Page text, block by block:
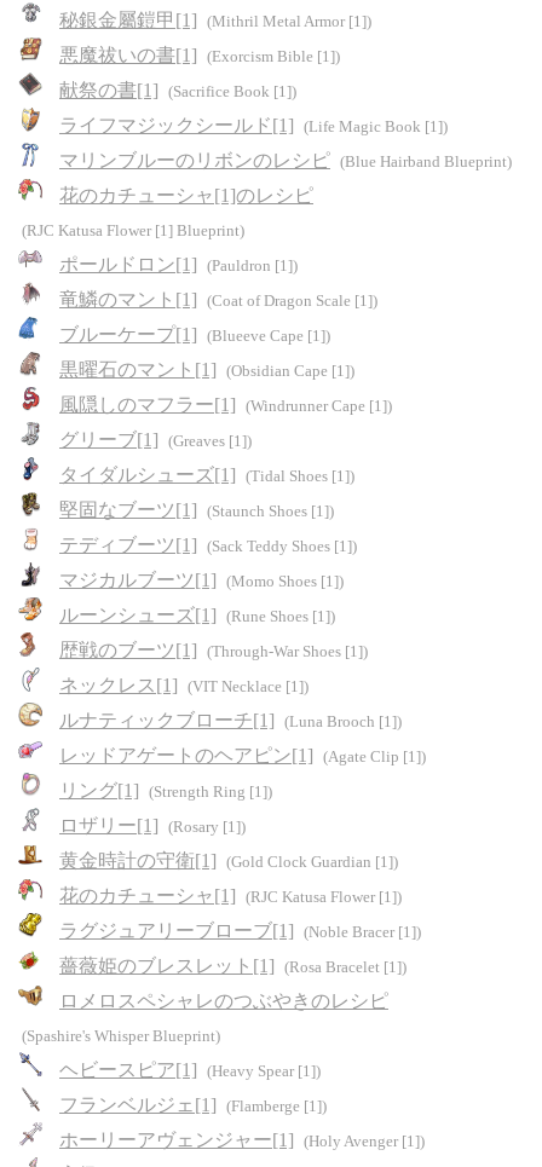
秘銀金屬鎧甲[1] (Mithril Metal Armor [1])
悪魔祓いの書[1] (Exorcism Bible [1])
献祭の書[1] (Sacrifice Book [1])
ライフマジックシールド[1] (Life Magic Book [1])
マリンブルーのリボンのレシピ (Blue Hairband Blueprint)
花のカチューシャ[1]のレシピ
(RJC Katusa Flower [1] Blueprint)
ポールドロン[1] (Pauldron [1])
竜鱗のマント[1] (Coat of Dragon Scale [1])
ブルーケープ[1] (Blueeve Cape [1])
黒曜石のマント[1] (Obsidian Cape [1])
風隠しのマフラー[1] (Windrunner Cape [1])
グリーブ[1] (Greaves [1])
タイダルシューズ[1] (Tidal Shoes [1])
堅固なブーツ[1] (Staunch Shoes [1])
テディブーツ[1] (Sack Teddy Shoes [1])
マジカルブーツ[1] (Momo Shoes [1])
ルーンシューズ[1] (Rune Shoes [1])
歴戦のブーツ[1] (Through-War Shoes [1])
ネックレス[1] (VIT Necklace [1])
ルナティックブローチ[1] (Luna Brooch [1])
レッドアゲートのヘアピン[1] (Agate Clip [1])
リング[1] (Strength Ring [1])
ロザリー[1] (Rosary [1])
黄金時計の守衛[1] (Gold Clock Guardian [1])
花のカチューシャ[1] (RJC Katusa Flower [1])
ラグジュアリーブローブ[1] (Noble Bracer [1])
薔薇姫のブレスレット[1] (Rosa Bracelet [1])
ロメロスペシャレのつぶやきのレシピ
(Spashire's Whisper Blueprint)
ヘビースピア[1] (Heavy Spear [1])
フランベルジェ[1] (Flamberge [1])
ホーリーアヴェンジャー[1] (Holy Avenger [1])